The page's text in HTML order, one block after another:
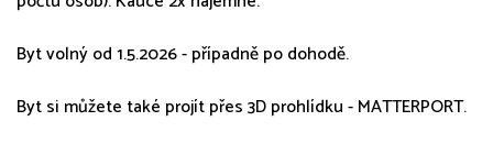
Byt volný od 1.5.2026 - případně po dohodě.
Byt si můžete také projít přes 3D prohlídku - MATTERPORT.